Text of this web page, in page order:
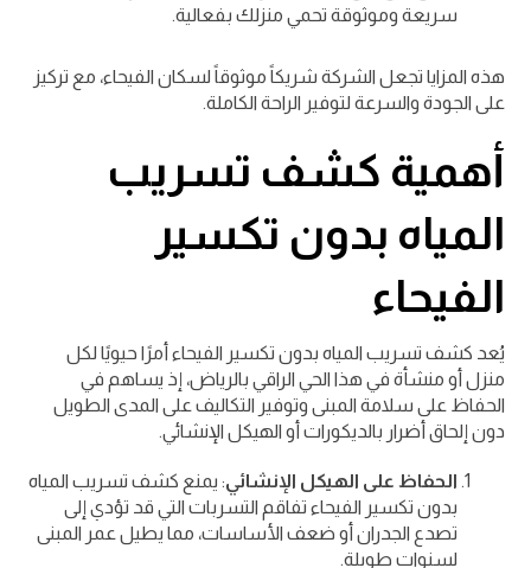
سريعة وموثوقة تحمي منزلك بفعالية.
هذه المزايا تجعل الشركة شريكاً موثوقاً لسكان الفيحاء، مع تركيز
على الجودة والسرعة لتوفير الراحة الكاملة.
أهمية كشف تسريب
المياه بدون تكسير
الفيحاء
يُعد كشف تسريب المياه بدون تكسير الفيحاء أمرًا حيويًا لكل
منزل أو منشأة في هذا الحي الراقي بالرياض، إذ يساهم في
الحفاظ على سلامة المبنى وتوفير التكاليف على المدى الطويل
دون إلحاق أضرار بالديكورات أو الهيكل الإنشائي.
الحفاظ على الهيكل الإنشائي: يمنع كشف تسريب المياه
بدون تكسير الفيحاء تفاقم التسربات التي قد تؤدي إلى
تصدع الجدران أو ضعف الأساسات، مما يطيل عمر المبنى
لسنوات طويلة.